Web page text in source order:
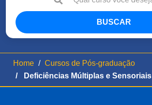
BUSCAR
Home
Cursos de Pós-graduação
Deficiências Múltiplas e Sensoriais